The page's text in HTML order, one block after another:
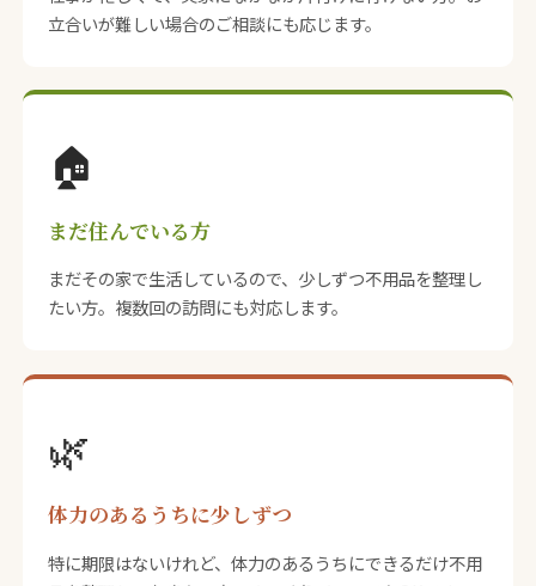
立合いが難しい場合のご相談にも応じます。
🏠
まだ住んでいる方
まだその家で生活しているので、少しずつ不用品を整理し
たい方。複数回の訪問にも対応します。
🌿
体力のあるうちに少しずつ
特に期限はないけれど、体力のあるうちにできるだけ不用